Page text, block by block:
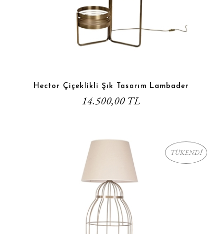
Hector Çiçeklikli Şık Tasarım Lambader
14.500,00 TL
TÜKENDİ